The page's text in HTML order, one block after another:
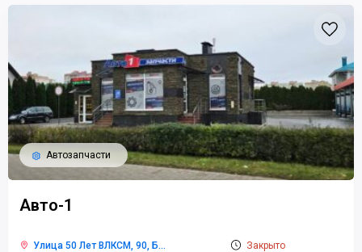
Авто-1
Автозапчасти
Улица 50 Лет ВЛКСМ, 90, Б... Закрыто